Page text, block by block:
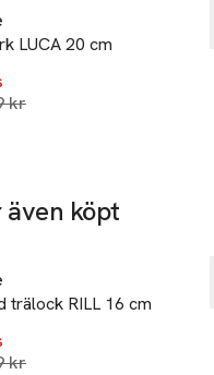
113 43
LUCA 20 cm
pris 30 dagar
kr
köpt
trälock RILL 16 cm
pris 30 dagar
kr